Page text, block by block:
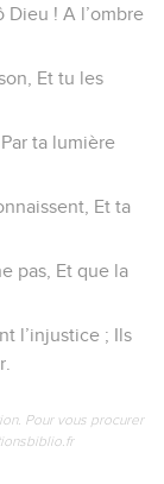
! A l’ombre
Et tu les
ta lumière
Et ta
pas, Et que la
l’injustice ; Ils
Pour vous procurer